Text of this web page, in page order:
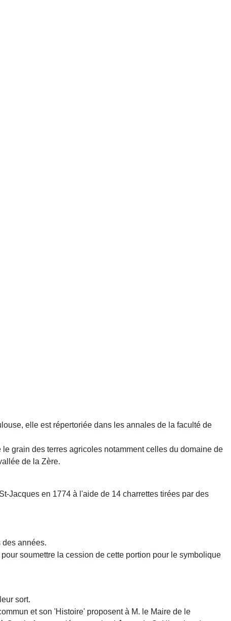
elle est répertoriée dans les annales de la faculté de
grain des terres agricoles notamment celles du domaine de
de la Zère.
Jacques en 1774 à l'aide de 14 charrettes tirées par des
des années.
soumettre la cession de cette portion pour le symbolique
sort.
et son 'Histoire' proposent à M. le Maire de le